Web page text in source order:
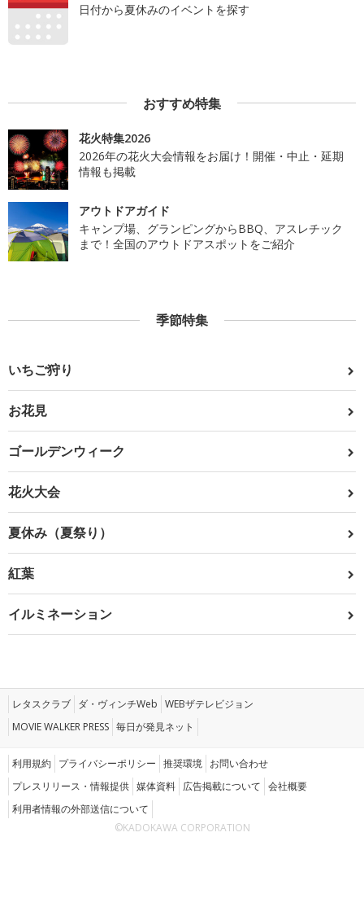
日付から夏休みのイベントを探す
おすすめ特集
花火特集2026
2026年の花火大会情報をお届け！開催・中止・延期
情報も掲載
アウトドアガイド
キャンプ場、グランピングからBBQ、アスレチック
まで！全国のアウトドアスポットをご紹介
季節特集
いちご狩り
お花見
ゴールデンウィーク
花火大会
夏休み（夏祭り）
紅葉
イルミネーション
レタスクラブ ダ・ヴィンチWeb WEBザテレビジョン
MOVIE WALKER PRESS 毎日が発見ネット
利用規約 プライバシーポリシー 推奨環境 お問い合わせ
プレスリリース・情報提供 媒体資料 広告掲載について 会社概要
利用者情報の外部送信について
©KADOKAWA CORPORATION